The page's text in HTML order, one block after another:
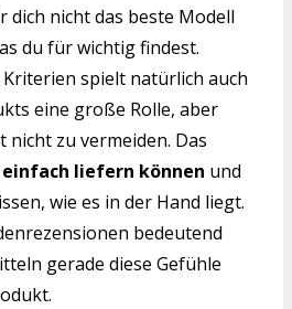
dich nicht das beste Modell
du für wichtig findest.
spielt natürlich auch
eine große Rolle, aber
nicht zu vermeiden. Das
einfach liefern können und
wie es in der Hand liegt.
bedeutend
gerade diese Gefühle